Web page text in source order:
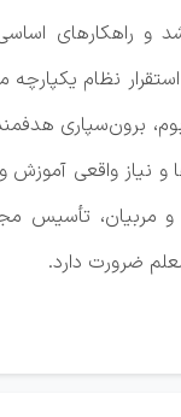
نظام یکپارچه
برون‌سپاری
واقعی آموزش
و مربیان،
ضرورت دارد.